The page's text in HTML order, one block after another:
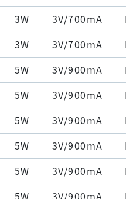
3W 3V/700mA
3W 3V/700mA
5W 3V/900mA
5W 3V/900mA
5W 3V/900mA
5W 3V/900mA
5W 3V/900mA
5W 3V/900mA